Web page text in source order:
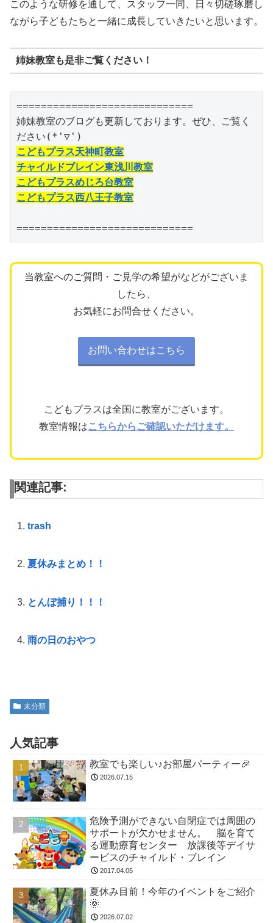
このような研修を通して、スタッフ一同、日々切磋琢磨し
ながら子どもたちと一緒に成長していきたいと思います。
姉妹教室も是非ご覧ください！
=============================
姉妹教室のブログも更新しております。ぜひ、ご覧く
こどもプラス天神町教室
チャイルドブレイン東浅川教室
こどもプラスめじろ台教室
こどもプラス西八王子教室
=============================
当教室へのご質問・ご見学の希望がなどがございま
したら、
お気軽にお問合せください。
お問い合わせはこちら
こどもプラスは全国に教室がございます。
教室情報はこちらからご確認いただけます。
関連記事:
trash
夏休みまとめ！！
とんぼ捕り！！！
雨の日のおやつ
未分類
人気記事
教室でも楽しい♪お部屋パーティー🎉
2026.07.15
危険予測ができない自閉症では周囲の
サポートが欠かせません。 脳を育て
る運動療育センター 放課後等デイサ
ービスのチャイルド・ブレイン
2017.04.05
夏休み目前！今年のイベントをご紹介
🌞
2026.07.02